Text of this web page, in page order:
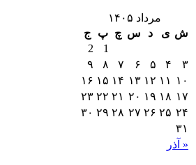
مرداد ۱۴۰۵
ش ی د س چ پ ج
« آذر
1
2
۳
۴ ۵ ۶ ۷ ۸
۹
۱۰
۱۱ ۱۲ ۱۳ ۱۴ ۱۵ ۱۶
۱۷ ۱۸ ۱۹ ۲۰ ۲۱ ۲۲ ۲۳
۲۴ ۲۵ ۲۶ ۲۷ ۲۸ ۲۹ ۳۰
۳۱